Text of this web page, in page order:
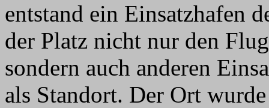
entstand ein Einsatzhafen
der Platz nicht nur den
sondern auch anderen
als Standort. Der Ort